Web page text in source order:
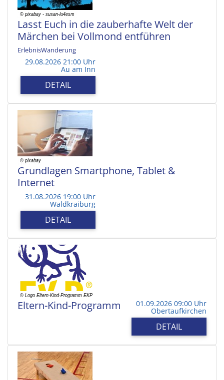
Lasst Euch in die zauberhafte Welt der
Märchen bei Vollmond entführen
ErlebnisWanderung
29.08.2026 21:00 Uhr
Au am Inn
DETAIL
Grundlagen Smartphone, Tablet &
Internet
31.08.2026 19:00 Uhr
Waldkraiburg
DETAIL
Eltern-Kind-Programm 01.09.2026 09:00 Uhr
Obertaufkirchen
DETAIL